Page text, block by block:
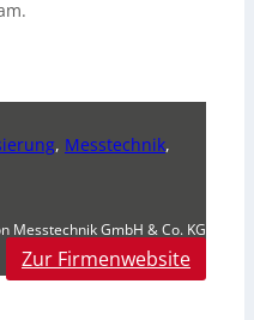
, Messtechnik,
Messtechnik GmbH & Co. KG
Zur Firmenwebsite